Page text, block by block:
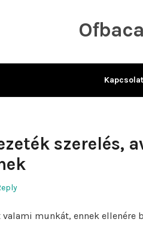
Kapcsolat
szerelés,
munkát, ennek ellenére